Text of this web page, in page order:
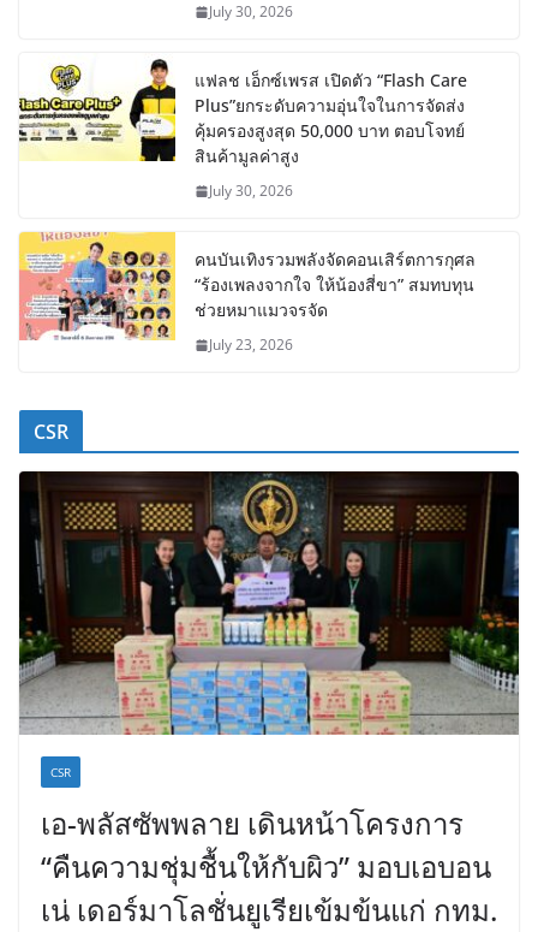
July 30, 2026
แฟลช เอ็กซ์เพรส เปิดตัว “Flash Care
Plus”ยกระดับความอุ่นใจในการจัดส่ง
คุ้มครองสูงสุด 50,000 บาท ตอบโจทย์
สินค้ามูลค่าสูง
July 30, 2026
คนบันเทิงรวมพลังจัดคอนเสิร์ตการกุศล
“ร้องเพลงจากใจ ให้น้องสี่ขา” สมทบทุน
ช่วยหมาแมวจรจัด
July 23, 2026
CSR
CSR
เอ-พลัสซัพพลาย เดินหน้าโครงการ
“คืนความชุ่มชื้นให้กับผิว” มอบเอบอน
เน่ เดอร์มาโลชั่นยูเรียเข้มข้นแก่ กทม.